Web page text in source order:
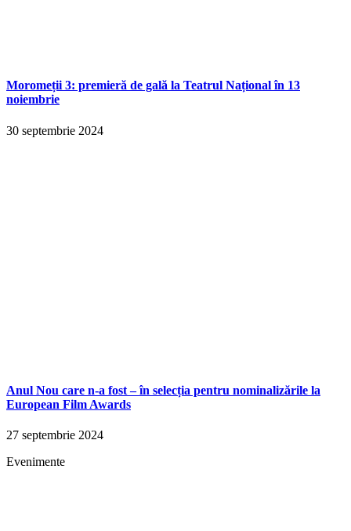
Moromeții 3: premieră de gală la Teatrul Național în 13
noiembrie
30 septembrie 2024
Anul Nou care n-a fost – în selecția pentru nominalizările la
European Film Awards
27 septembrie 2024
Evenimente